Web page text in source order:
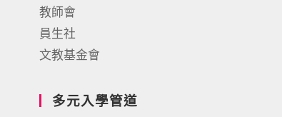
教師會
員生社
文教基金會
多元入學管道